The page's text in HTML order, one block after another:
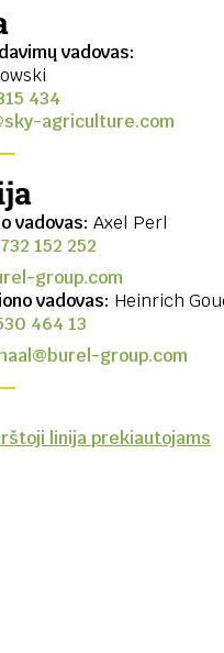
vadovas:
434
agriculture.com
vadovas: Axel Perl
152 252
group.com
vadovas: Heinrich
464 13
group.com
linija prekiautojams